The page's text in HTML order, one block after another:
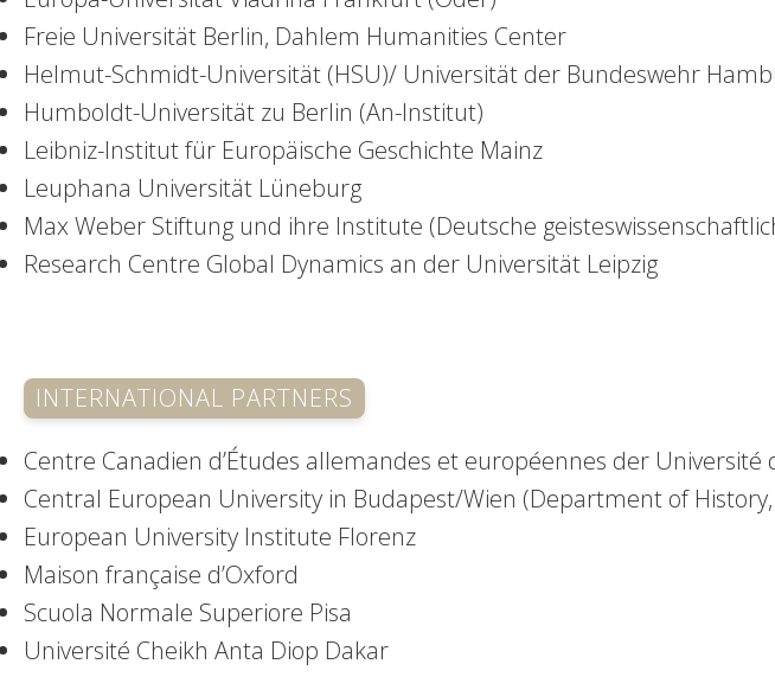
Freie Universität Berlin, Dahlem Humanities Center
Helmut-Schmidt-Universität (HSU)/ Universität der Bundeswehr
Humboldt-Universität zu Berlin (An-Institut)
Leibniz-Institut für Europäische Geschichte Mainz
Leuphana Universität Lüneburg
Max Weber Stiftung und ihre Institute (Deutsche
Research Centre Global Dynamics an der Universität Leipzig
INTERNATIONAL PARTNERS
Centre Canadien d’Études allemandes et européennes der Université
Central European University in Budapest/Wien (Department of
European University Institute Florenz
Maison française d’Oxford
Scuola Normale Superiore Pisa
Université Cheikh Anta Diop Dakar